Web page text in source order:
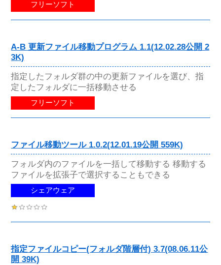
フリーソフト
A-B 更新ファイル移動プログラム 1.1(12.02.28公開 2
3K)
指定したフォルダ群の中の更新ファイルを選び、指
定したフォルダに一括移動させる
フリーソフト
ファイル移動ツール 1.0.2(12.01.19公開 559K)
フォルダ内のファイルを一括して移動する 移動する
ファイルを拡張子で選択することもできる
シェアウェア
指定ファイルコピー(フォルダ階層付) 3.7(08.06.11公
開 39K)